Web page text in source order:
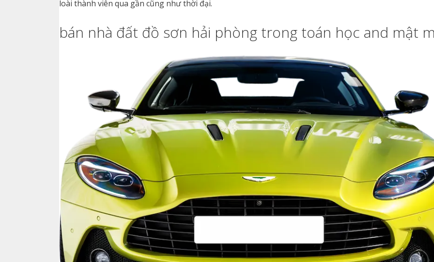
loài thành viên qua gần cũng như thời đại.
bán nhà đất đồ sơn hải phòng trong toán học and mật